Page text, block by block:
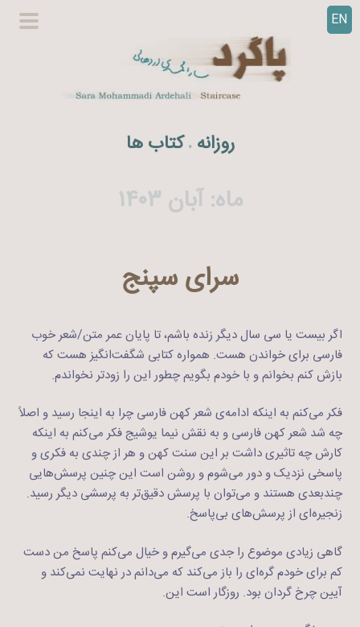
EN
روزانه . کتاب ها
ماه:آبان ۱۴۰۳
سرای سپنج
اگر بیست یا سی سال دیگر زنده باشم، تا پایان عمر متن/شعر خوب
فارسی برای خواندن هست. همواره کتابی شگفت‌انگیز هست که
بازش کنم بخوانم و با خودم بگویم چطور این را زودتر نخواندم.
فکر می‌کنم به اینکه ادامه‌ی شعر کهن فارسی چرا به اینجا رسید و اصلاً
چه شد شعر کهن فارسی و به نقش نیما یوشیج فکر می‌کنم به اینکه
کارش چه تاثیری داشت بر این سنت کهن و هر از چندی به فکری و
پاسخی نزدیک و دور می‌شوم و روشن است این چنین پرسش‌هایی
چندبعدی هستند و می‌توان با پرسش دقیق‌تر به پرسشی دیگر رسید.
زنجیره‌ای از پرسش‌های بی‌پاسخ.
گاهی زیادی موضوع را جدی می‌گیرم و خیال می‌کنم پاسخ من دست
کم برای خودم گره‌ای را باز می‌کند که می‌دانم در نهایت نمی‌کند و
آیین چرخ گردان بود. روزگار است این.